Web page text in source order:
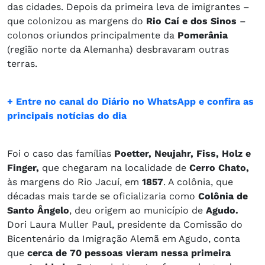
das cidades. Depois da primeira leva de imigrantes –
que colonizou as margens do Rio Caí e dos Sinos –
colonos oriundos principalmente da Pomerânia
(região norte da Alemanha) desbravaram outras
terras.
+ Entre no canal do Diário no WhatsApp e confira as
principais notícias do dia
​Foi o caso das famílias Poetter, Neujahr, Fiss, Holz e
Finger, que chegaram na localidade de Cerro Chato,
às margens do Rio Jacuí, em 1857. A colônia, que
décadas mais tarde se oficializaria como Colônia de
Santo Ângelo, deu origem ao município de Agudo.
Dori Laura Muller Paul, presidente da Comissão do
Bicentenário da Imigração Alemã em Agudo, conta
que cerca de 70 pessoas vieram nessa primeira